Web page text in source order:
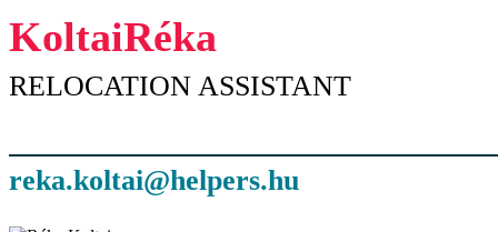
Réka
Koltai
RELOCATION ASSISTANT
reka.koltai@helpers.hu